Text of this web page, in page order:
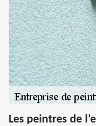
Les peintres de